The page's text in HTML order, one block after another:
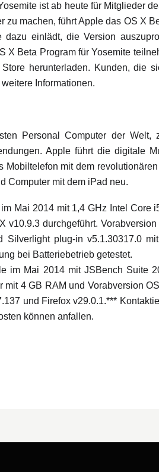
ist ab heute für Mitglieder
zu machen, führt Apple das OS X
einlädt, die Version
X Beta Program für Yosemite
herunterladen. Kunden, die
weitere Informationen.
Personal Computer der
Apple führt die digitale
Mobiltelefon mit dem
Computer mit dem iPad neu.
Mai 2014 mit 1,4 GHz Intel Core
v10.9.3 durchgeführt.
Silverlight plug-in v5.1.30317.0
bei Batteriebetrieb getestet.
im Mai 2014 mit JSBench Suite
4 GB RAM und Vorabversion
und Firefox v29.0.1.***
können anfallen.